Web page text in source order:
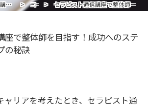
セラピストの通信講座ならグローバルボディケア総合学院 コラム セラピスト通信講座で整体師を目指す！成功へのステップと収入アップの秘訣
座で整体師を目指す！成功へのステ
の秘訣
ャリアを考えたとき、セラピスト通